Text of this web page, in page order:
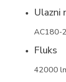
Ulazni
AC180-
Fluks
42000